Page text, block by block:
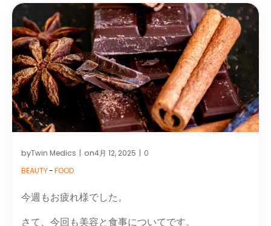
byTwin Medics | on4月 12, 2025 | 0
BEAUTY-FOOD
今週もお疲れ様でした。
さて、今回も美容と食事についてです。